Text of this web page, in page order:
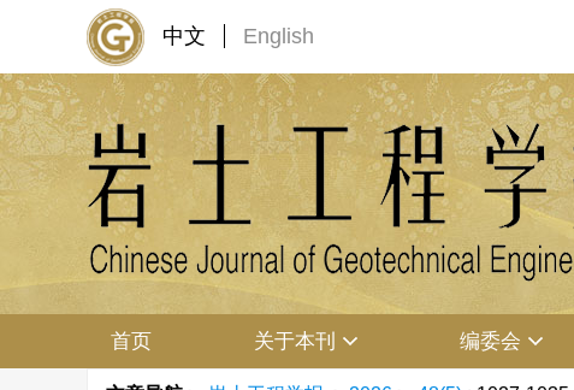
中文 English
首页 关于本刊 编委会